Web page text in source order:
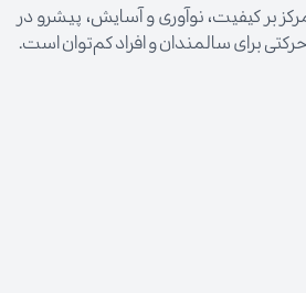
بر کیفیت، نوآوری و آسایش، پیشرو در
حرکتی برای سالمندان و افراد کم‌توان است.